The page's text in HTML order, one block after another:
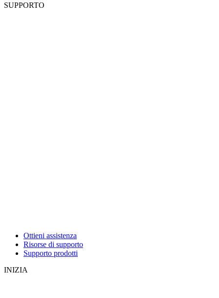
SUPPORTO
Ottieni assistenza
Risorse di supporto
Supporto prodotti
INIZIA